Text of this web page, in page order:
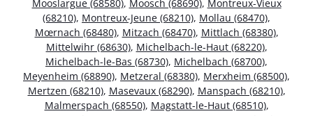
Mooslargue (68580), Moosch (68690), Montreux-Vieux
(68210), Montreux-Jeune (68210), Mollau (68470),
Mœrnach (68480), Mitzach (68470), Mittlach (68380),
Mittelwihr (68630), Michelbach-le-Haut (68220),
Michelbach-le-Bas (68730), Michelbach (68700),
Meyenheim (68890), Metzeral (68380), Merxheim (68500),
Mertzen (68210), Masevaux (68290), Manspach (68210),
Malmerspach (68550), Magstatt-le-Haut (68510),